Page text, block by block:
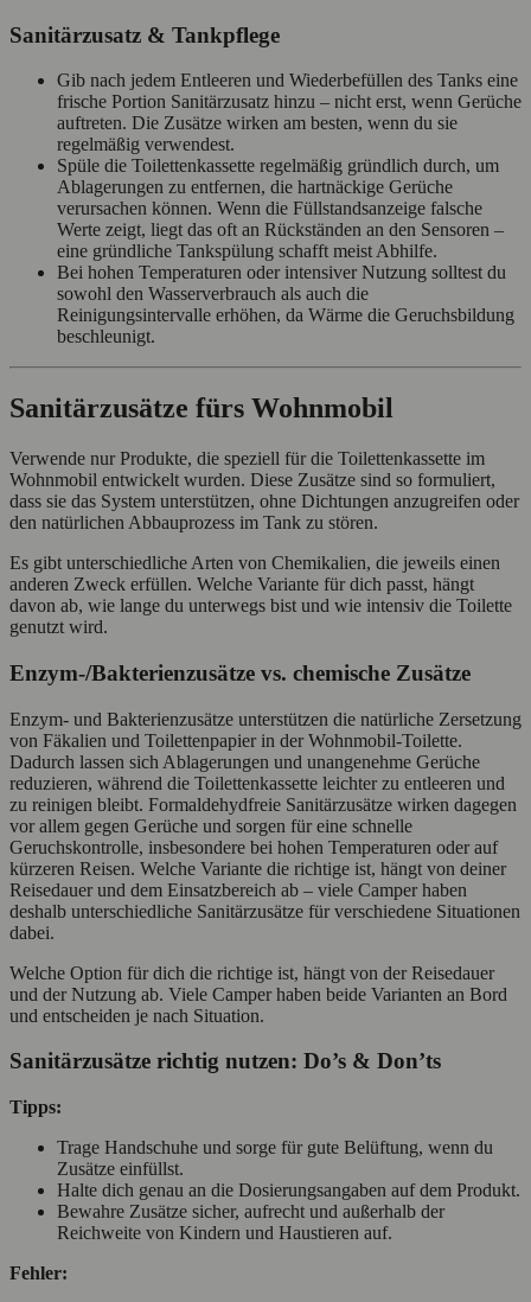
Sanitärzusatz & Tankpflege
Gib nach jedem Entleeren und Wiederbefüllen des Tanks eine
frische Portion Sanitärzusatz hinzu – nicht erst, wenn Gerüche
auftreten. Die Zusätze wirken am besten, wenn du sie
regelmäßig verwendest.
Spüle die Toilettenkassette regelmäßig gründlich durch, um
Ablagerungen zu entfernen, die hartnäckige Gerüche
verursachen können. Wenn die Füllstandsanzeige falsche
Werte zeigt, liegt das oft an Rückständen an den Sensoren –
eine gründliche Tankspülung schafft meist Abhilfe.
Bei hohen Temperaturen oder intensiver Nutzung solltest du
sowohl den Wasserverbrauch als auch die
Reinigungsintervalle erhöhen, da Wärme die Geruchsbildung
beschleunigt.
Sanitärzusätze fürs Wohnmobil
Verwende nur Produkte, die speziell für die Toilettenkassette im
Wohnmobil entwickelt wurden. Diese Zusätze sind so formuliert,
dass sie das System unterstützen, ohne Dichtungen anzugreifen oder
den natürlichen Abbauprozess im Tank zu stören.
Es gibt unterschiedliche Arten von Chemikalien, die jeweils einen
anderen Zweck erfüllen. Welche Variante für dich passt, hängt
davon ab, wie lange du unterwegs bist und wie intensiv die Toilette
genutzt wird.
Enzym-/Bakterienzusätze vs. chemische Zusätze
Enzym- und Bakterienzusätze unterstützen die natürliche Zersetzung
von Fäkalien und Toilettenpapier in der Wohnmobil-Toilette.
Dadurch lassen sich Ablagerungen und unangenehme Gerüche
reduzieren, während die Toilettenkassette leichter zu entleeren und
zu reinigen bleibt. Formaldehydfreie Sanitärzusätze wirken dagegen
vor allem gegen Gerüche und sorgen für eine schnelle
Geruchskontrolle, insbesondere bei hohen Temperaturen oder auf
kürzeren Reisen. Welche Variante die richtige ist, hängt von deiner
Reisedauer und dem Einsatzbereich ab – viele Camper haben
deshalb unterschiedliche Sanitärzusätze für verschiedene Situationen
dabei.
Welche Option für dich die richtige ist, hängt von der Reisedauer
und der Nutzung ab. Viele Camper haben beide Varianten an Bord
und entscheiden je nach Situation.
Sanitärzusätze richtig nutzen: Do’s & Don’ts
Tipps:
Trage Handschuhe und sorge für gute Belüftung, wenn du
Zusätze einfüllst.
Halte dich genau an die Dosierungsangaben auf dem Produkt.
Bewahre Zusätze sicher, aufrecht und außerhalb der
Reichweite von Kindern und Haustieren auf.
Fehler: